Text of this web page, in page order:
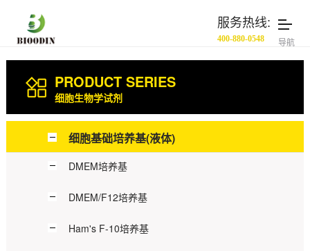
服务热线:
400-880-0548 导航
PRODUCT SERIES
细胞生物学试剂
细胞基础培养基(液体)
DMEM培养基
DMEM/F12培养基
Ham's F-10培养基